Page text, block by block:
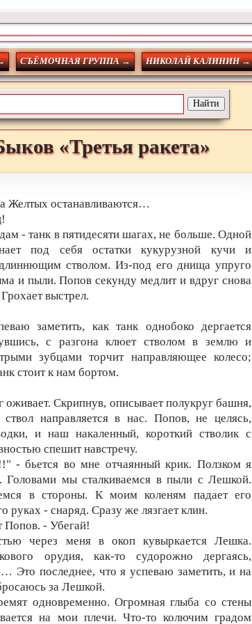
СЪЁМОЧНАЯ ГРУППА → НИКОЛАЙ КАЛИНИН →
«Третья ракета»
Желтых останавливаются…
- танк в пятидесяти шагах, не больше. Одной
под себя остатки кукурузной кучи и
стволом. Из-под его днища упруго
и пыли. Попов секунду медлит и вдруг снова
выстрел.
заметить, как танк однобоко дергается
с разгона клюет стволом в землю и
зубцами торчит направляющее колесо;
стоит к нам бортом.
оживает. Скрипнув, описывает полукруг башня,
направляется в нас. Попов, не целясь,
и наш накаленный, короткий стволик с
спешит навстречу.
- бьется во мне отчаянный крик. Ползком я
мы сталкиваемся в пыли с Лешкой.
в стороны. К моим коленям падает его
руках - снаряд. Сразу же лязгает клин.
Попов. - Убегай!
через меня в окоп кувыркается Лешка.
орудия, как-то судорожно дергаясь,
Это последнее, что я успеваю заметить, и на
за Лешкой.
одновременно. Огромная глыба со стены
на мои плечи. Что-то колючим градом